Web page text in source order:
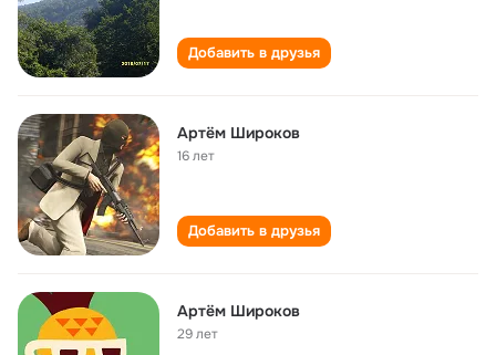
Добавить в друзья
Артём Широков
16 лет
Добавить в друзья
Артём Широков
29 лет